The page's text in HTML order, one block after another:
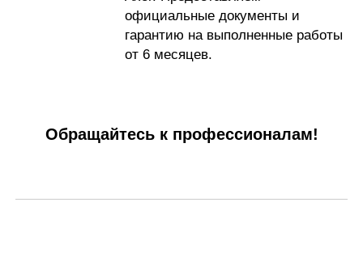
официальные документы и
гарантию на выполненные работы
от 6 месяцев.
Обращайтесь к профессионалам!